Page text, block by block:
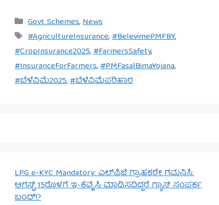
Categories
Govt Schemes,News
Tags
#AgricultureInsurance,#BelevimePMFBY,
#CropInsurance2025,#FarmersSafety,
#InsuranceForFarmers,#PMFasalBimaYojana,
#ಬೆಳೆವಿಮೆ2025,#ಬೆಳೆವಿಮೆಪರಿಹಾರ
LPG e-KYC Mandatory: ಎಲ್‌ಪಿಜಿ ಗ್ರಾಹಕರೇ ಗಮನಿಸಿ:
ಆಗಸ್ಟ್ 15ರೊಳಗೆ ಇ-ಕೆವೈಸಿ ಮಾಡಿಸದಿದ್ದರೆ ಗ್ಯಾಸ್ ಸಂಪರ್ಕ
ಬಂದ್!?